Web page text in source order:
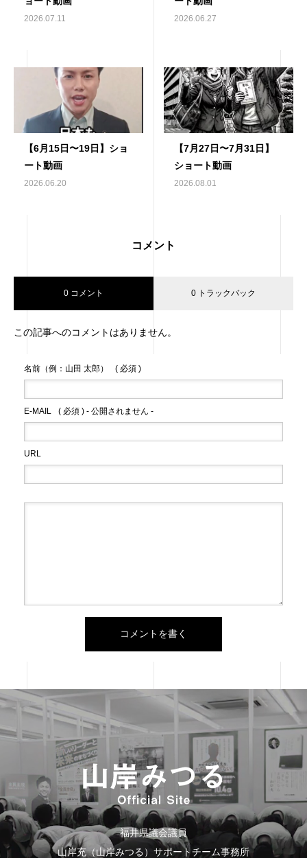
2026.07.11 2026.06.27
【6月15日〜19日】ショ
ート動画
2026.06.20
【7月27日〜7月31日】
ショート動画
2026.08.01
コメント
0 コメント 0 トラックバック
この記事へのコメントはありません。
名前（例：山田 太郎） ( 必須 )
E-MAIL ( 必須 ) - 公開されません -
URL
福井県議会議員
山岸充（山岸みつる）サポートチーム事務所